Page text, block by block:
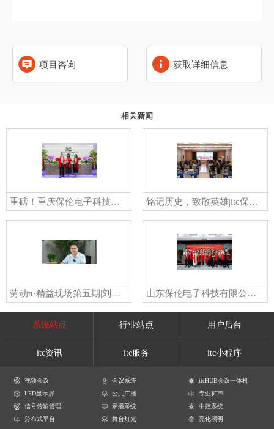
项目咨询 获取详细信息
相关新闻
重磅！重庆保伦电子科技有限公司正式投入运营→ 铭记历史，致敬英雄|itc保伦股份组织上千名员工同看阅兵式，共叙爱国情！
劳动π·精益现场第五期|刘小勇：扎根生产十二载，怀揣匠心争一流→ 山东保伦电子科技有限公司正式揭牌运营！中国演艺设备技术协会山东省办事处主任专家周兆驹亲临祝贺！
系统站点 行业站点 用户后台
itc资讯 itc服务 itc小程序
视频会议 会议系统
itcHUB会议一体机
LED显示屏
公共广播
专业扩声
信号传输管理
录播系统
中控系统
分布式平台
舞台灯光
亮化照明